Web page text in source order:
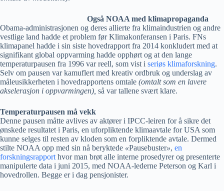
Også NOAA med klimapropaganda
Obama-administrasjonen og deres allierte fra klimaindustrien og andre
vestlige land hadde et problem før Klimakonferansen i Paris. FNs
klimapanel hadde i sin siste hovedrapport fra 2014 konkludert med at
signifikant global oppvarming hadde opphørt og at den lange
temperaturpausen fra 1996 var reell, som vist i seriøs klimaforskning.
Selv om pausen var kamuflert med kreativ ordbruk og underslag av
måleusikkerheten i hovedrapportens omtale (omtalt som en lavere
akselerasjon i oppvarmingen), så var tallene svært klare.
Temperaturpausen må vekk
Denne pausen måtte avlives av aktører i IPCC-leiren for å sikre det
ønskede resultatet i Paris, en uforpliktende klimaavtale for USA som
kunne selges til resten av kloden som en forpliktende avtale. Dermed
stilte NOAA opp med sin nå beryktede «Pausebuster», en
forskningsrapport hvor man brøt alle interne prosedyrer og presenterte
manipulerte data i juni 2015, med NOAA-lederne Peterson og Karl i
hovedrollen. Begge er i dag pensjonister.